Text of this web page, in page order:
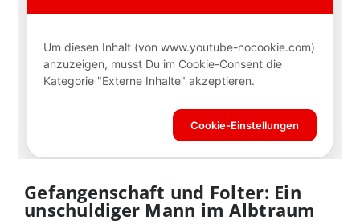
Gefangenschaft und Folter: Ein
unschuldiger Mann im Albtraum